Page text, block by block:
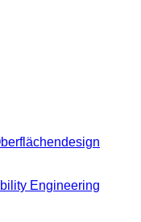
Engineering